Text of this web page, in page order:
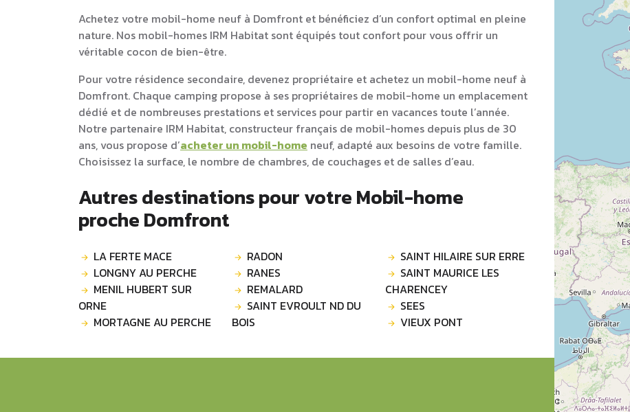
Achetez votre mobil-home neuf à Domfront et bénéficiez d’un confort optimal en pleine
nature. Nos mobil-homes IRM Habitat sont équipés tout confort pour vous offrir un
véritable cocon de bien-être.
Pour votre résidence secondaire, devenez propriétaire et achetez un mobil-home neuf à
Domfront. Chaque camping propose à ses propriétaires de mobil-home un emplacement
dédié et de nombreuses prestations et services pour partir en vacances toute l’année.
Notre partenaire IRM Habitat, constructeur français de mobil-homes depuis plus de 30
ans, vous propose d’acheter un mobil-home neuf, adapté aux besoins de votre famille.
Choisissez la surface, le nombre de chambres, de couchages et de salles d’eau.
Autres destinations pour votre Mobil-home
proche Domfront
LA FERTE MACE
LONGNY AU PERCHE
MENIL HUBERT SUR
ORNE
MORTAGNE AU PERCHE
RADON
RANES
REMALARD
SAINT EVROULT ND DU
BOIS
SAINT HILAIRE SUR ERRE
SAINT MAURICE LES
CHARENCEY
SEES
VIEUX PONT